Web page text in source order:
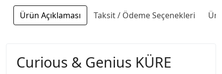
Ürün Açıklaması Taksit / Ödeme Seçenekleri
Curious & Genius KÜRE